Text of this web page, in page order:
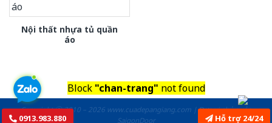
Nội thất nhựa tủ quần
áo
Block "chan-trang" not found
Copyright ⓒ 2010 – 2026 www.cuadepangiang.com | Đơn vị chủ quản
SaigonDoor
0913.983.880 Hỗ trợ 24/24